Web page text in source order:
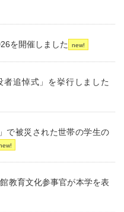
を開催しました
者追悼式」を挙行しました
で被災された世帯の学生の
教育文化参事官が本学を表